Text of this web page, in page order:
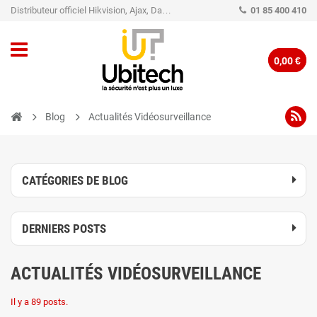
Distributeur officiel Hikvision, Ajax, Dahua, TP-Link - Caméra de vidéo surveillance - Alarme 01 85 400 410
0,00 €
Blog Actualités Vidéosurveillance
CATÉGORIES DE BLOG
DERNIERS POSTS
ACTUALITÉS VIDÉOSURVEILLANCE
Il y a 89 posts.